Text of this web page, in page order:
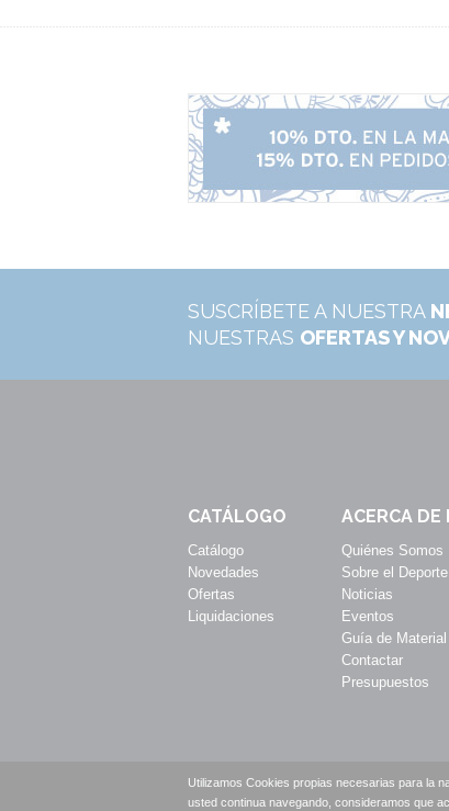
SUSCRÍBETE A NUESTRA
NUESTRAS OFERTAS Y
CATÁLOGO
Catálogo
Novedades
Ofertas
Liquidaciones
ACERCA DE
Quiénes Somos
Sobre el Deporte
Noticias
Eventos
Guía de Material
Contactar
Presupuestos
Utilizamos Cookies propias necesarias para la
usted continua navegando, consideramos que